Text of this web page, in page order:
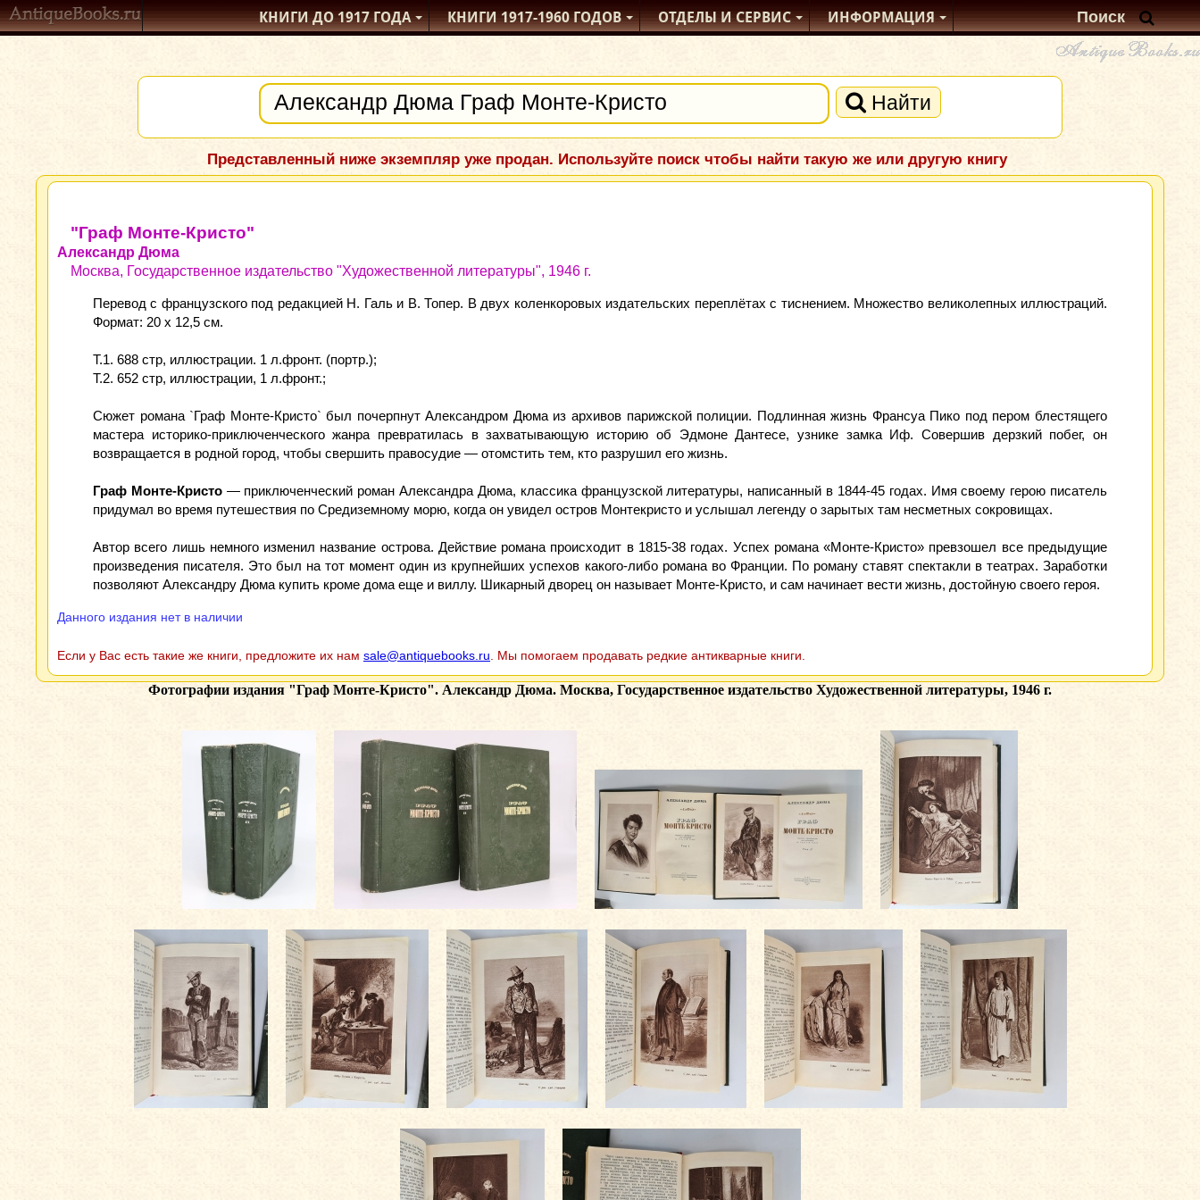
КНИГИ ДО 1917ГОДА КНИГИ1917-1960ГОДОВ ОТДЕЛЫИ СЕРВИС ИНФОРМАЦИЯ
Найти
Представленный ниже экземпляр уже продан. Используйте поиск чтобы найти такую же или другую книгу
"Граф Монте-Кристо"
Александр Дюма
Москва, Государственное издательство "Художественной литературы", 1946 г.
Перевод с французского под редакцией Н. Галь и В. Топер. В двух коленкоровых издательских переплётах с тиснением. Множество великолепных иллюстраций.
Формат: 20 х 12,5 см.
Т.1. 688 стр, иллюстрации. 1 л.фронт. (портр.);
Т.2. 652 стр, иллюстрации, 1 л.фронт.;
Сюжет романа `Граф Монте-Кристо` был почерпнут Александром Дюма из архивов парижской полиции. Подлинная жизнь Франсуа Пико под пером блестящего
мастера историко-приключенческого жанра превратилась в захватывающую историю об Эдмоне Дантесе, узнике замка Иф. Совершив дерзкий побег, он
возвращается в родной город, чтобы свершить правосудие — отомстить тем, кто разрушил его жизнь.
Граф Монте-Кристо— приключенческий роман Александра Дюма, классика французской литературы, написанный в 1844-45 годах. Имя своему герою писатель
придумал во время путешествия по Средиземному морю, когда он увидел остров Монтекристо и услышал легенду о зарытых там несметных сокровищах.
Автор всего лишь немного изменил название острова. Действие романа происходит в 1815-38 годах. Успех романа «Монте-Кристо» превзошел все предыдущие
произведения писателя. Это был на тот момент один из крупнейших успехов какого-либо романа во Франции. По роману ставят спектакли в театрах. Заработки
позволяют Александру Дюма купить кроме дома еще и виллу. Шикарный дворец он называет Монте-Кристо, и сам начинает вести жизнь, достойную своего героя.
Данного издания нет в наличии
Если у Вас есть такие же книги, предложите их нам sale@antiquebooks.ru . Мы помогаем продавать редкие антикварные книги.
Фотографии издания "Граф Монте-Кристо". Александр Дюма. Москва, Государственное издательство Художественной литературы, 1946 г.